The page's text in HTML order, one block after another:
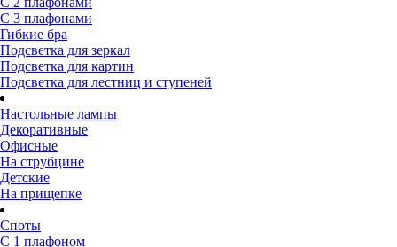
С 3 плафонами
Гибкие бра
Подсветка для зеркал
Подсветка для картин
Подсветка для лестниц и ступеней
Настольные лампы
Декоративные
Офисные
На струбцине
Детские
На прищепке
Споты
С 1 плафоном